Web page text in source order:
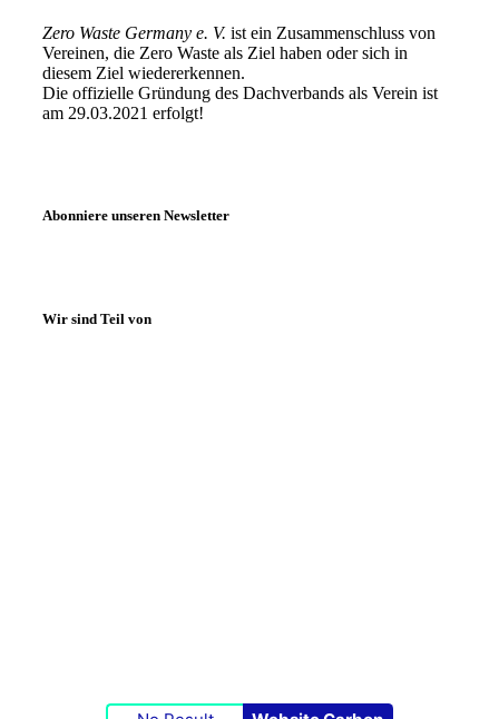
Zero Waste Germany e. V. ist ein Zusammenschluss von
Vereinen, die Zero Waste als Ziel haben oder sich in
diesem Ziel wiedererkennen.
Die offizielle Gründung des Dachverbands als Verein ist
am 29.03.2021 erfolgt!
Abonniere unseren Newsletter
Wir sind Teil von